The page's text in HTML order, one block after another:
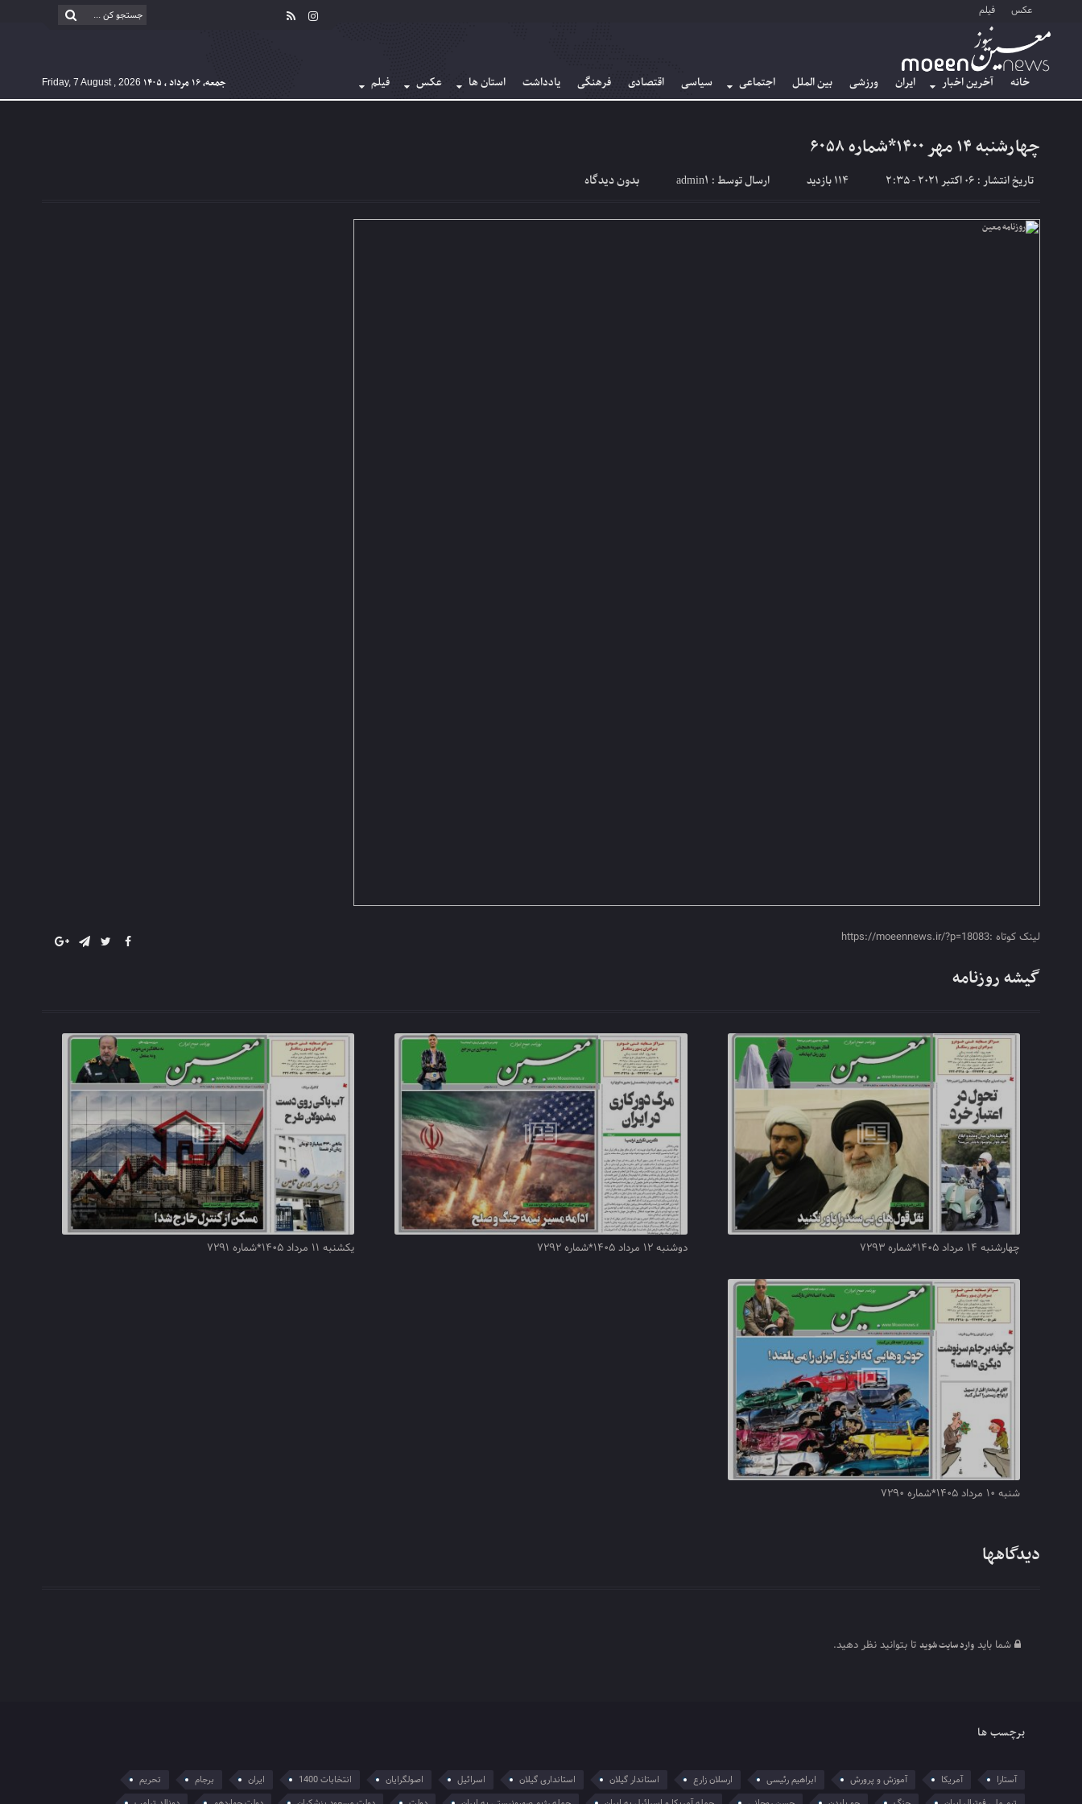
عکس فیلم
خانه آخرین اخبار ایران ورزشی بین الملل اجتماعی سیاسی اقتصادی فرهنگی یادداشت استان ها عکس فیلم جمعه, ۱۶ مرداد , ۱۴۰۵ Friday, 7 August , 2026
چهارشنبه ۱۴ مهر ۱۴۰۰*شماره ۶۰۵۸
تاریخ انتشار : 06 اکتبر 2021 - 2:35 114 بازدید ارسال توسط : admin1 بدون دیدگاه
لینک کوتاه :https://moeennews.ir/?p=18083
گیشه روزنامه
چهارشنبه ۱۴ مرداد ۱۴۰۵*شماره ۷۲۹۳ دوشنبه ۱۲ مرداد ۱۴۰۵*شماره ۷۲۹۲ یکشنبه ۱۱ مرداد ۱۴۰۵*شماره ۷۲۹۱
شنبه ۱۰ مرداد ۱۴۰۵*شماره ۷۲۹۰
دیدگاهها
شما باید وارد سایت شوید تا بتوانید نظر دهید.
برچسب ها
آستارا آمریکا آموزش و پرورش ابراهیم رئیسی ارسلان زارع استاندار گیلان استانداری گیلان اسرائیل اصولگرایان انتخابات 1400 ایران برجام
تحریم